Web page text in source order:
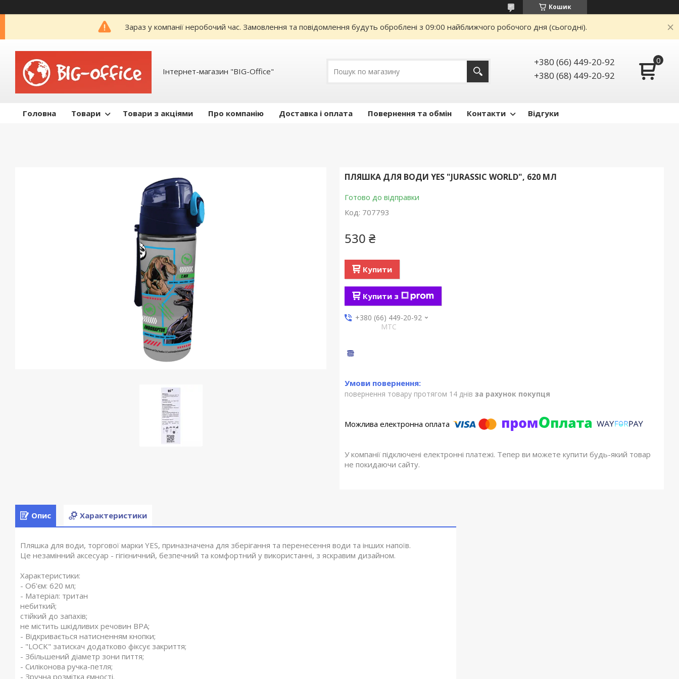
Кошик
Зараз у компанії неробочий час. Замовлення та повідомлення будуть оброблені з 09:00 найближчого робочого дня (сьогодні).
Інтернет-магазин "BIG-Office"
+380 (66) 449-20-92
+380 (68) 449-20-92
Головна Товари Товари з акціями Про компанію Доставка і оплата Повернення та обмін Контакти Відгуки
ПЛЯШКА ДЛЯ ВОДИ YES "JURASSIC WORLD", 620 МЛ
Готово до відправки
Код: 707793
530 ₴
Купити
Купити з
+380 (66) 449-20-92
МТС
повернення товару протягом 14 днів за рахунок покупця
У компанії підключені електронні платежі. Тепер ви можете купити будь-який товар
не покидаючи сайту.
Опис Характеристики
Пляшка для води, торгової марки YES, приназначена для зберігання та перенесення води та інших напоїв.
Це незамінний аксесуар - гігієничний, безпечний та комфортний у використанні, з яскравим дизайном.
Характеристики:
- Об'єм: 620 мл;
- Матеріал: тритан
небиткий;
стійкий до запахів;
не містить шкідливих речовин BPA;
- Відкривається натисненням кнопки;
- "LOCK" затискач додатково фіксує закриття;
- Збільшений діаметр зони пиття;
- Силіконова ручка-петля;
- Зручна розмітка ємності.